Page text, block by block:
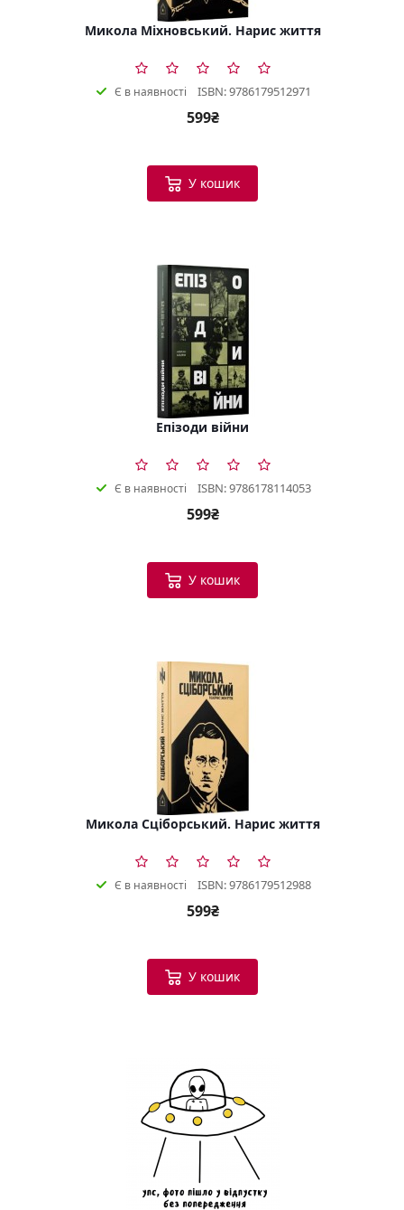
Микола Міхновський. Нарис життя
Є в наявності ISBN: 9786179512971
599₴
У кошик
Епізоди війни
Є в наявності ISBN: 9786178114053
599₴
У кошик
Микола Сціборський. Нарис життя
Є в наявності ISBN: 9786179512988
599₴
У кошик